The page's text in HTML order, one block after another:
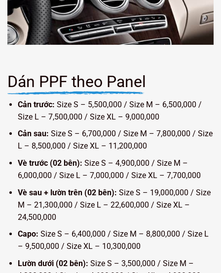
Dán PPF theo Panel
Cản trước: Size S – 5,500,000 / Size M – 6,500,000 /
Size L – 7,500,000 / Size XL – 9,000,000
Cản sau: Size S – 6,700,000 / Size M – 7,800,000 / Size
L – 8,500,000 / Size XL – 11,200,000
Vè trước (02 bên): Size S – 4,900,000 / Size M –
6,000,000 / Size L – 7,000,000 / Size XL – 7,700,000
Vè sau + lườn trên (02 bên): Size S – 19,000,000 / Size
M – 21,300,000 / Size L – 22,600,000 / Size XL –
24,500,000
Capo: Size S – 6,400,000 / Size M – 8,800,000 / Size L
– 9,500,000 / Size XL – 10,300,000
Lườn dưới (02 bên): Size S – 3,500,000 / Size M –